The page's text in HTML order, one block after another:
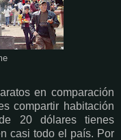
en comparación
compartir habitación
20 dólares tienes
casi todo el país. Por